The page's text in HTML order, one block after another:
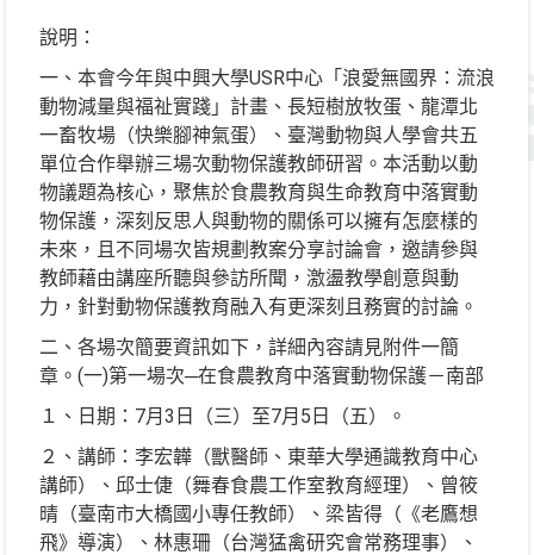
說明：
一、本會今年與中興大學USR中心「浪愛無國界：流浪
動物減量與福祉實踐」計畫、長短樹放牧蛋、龍潭北
一畜牧場（快樂腳神氣蛋）、臺灣動物與人學會共五
單位合作舉辦三場次動物保護教師研習。本活動以動
物議題為核心，聚焦於食農教育與生命教育中落實動
物保護，深刻反思人與動物的關係可以擁有怎麼樣的
未來，且不同場次皆規劃教案分享討論會，邀請參與
教師藉由講座所聽與參訪所聞，激盪教學創意與動
力，針對動物保護教育融入有更深刻且務實的討論。
二、各場次簡要資訊如下，詳細內容請見附件一簡
章。(一)第一場次─在食農教育中落實動物保護－南部
１、日期：7月3日（三）至7月5日（五）。
２、講師：李宏韡（獸醫師、東華大學通識教育中心
講師）、邱士倢（舞春食農工作室教育經理）、曾筱
晴（臺南市大橋國小專任教師）、梁皆得（《老鷹想
飛》導演）、林惠珊（台灣猛禽研究會常務理事）、